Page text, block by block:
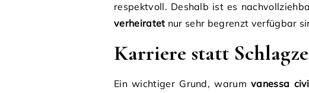
respektvoll. Deshalb ist es
verheiratet nur sehr begrenzt verfügbar
Karriere statt
Ein wichtiger Grund, warumvanessa